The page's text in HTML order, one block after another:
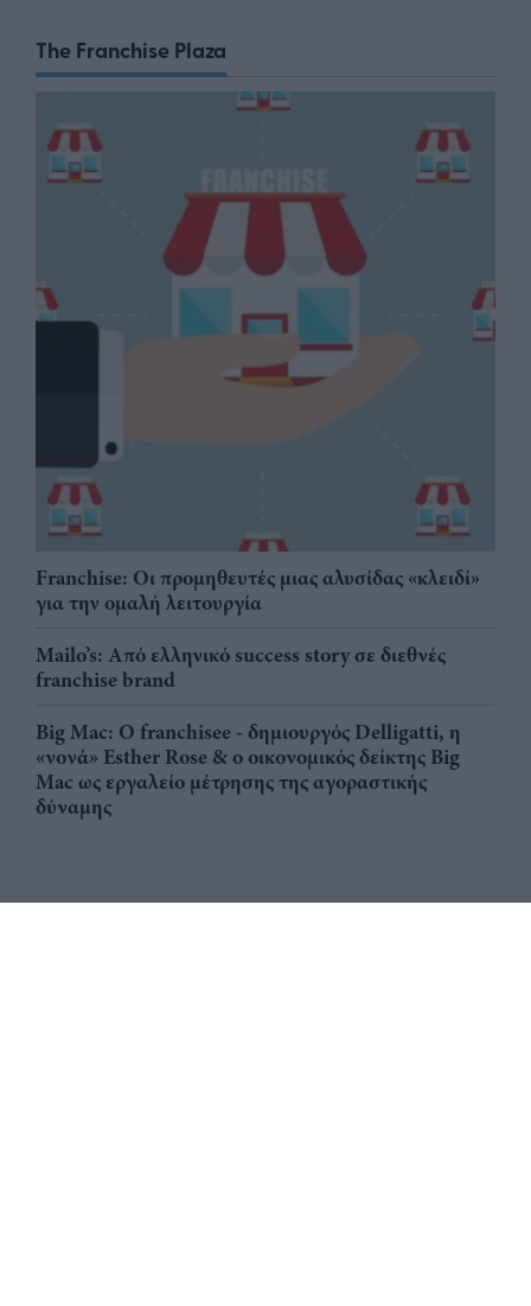
The Franchise Plaza
Franchise: Οι προμηθευτές μιας αλυσίδας «κλειδί»
για την ομαλή λειτουργία
Mailo’s: Από ελληνικό success story σε διεθνές
franchise brand
Big Mac: Ο franchisee - δημιουργός Delligatti, η
«νονά» Esther Rose & ο οικονομικός δείκτης Big
Mac ως εργαλείο μέτρησης της αγοραστικής
δύναμης